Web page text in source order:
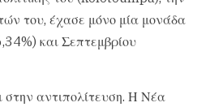
του, έχασε μόνο μία μονάδα
και Σεπτεμβρίου
στην αντιπολίτευση. Η Νέα